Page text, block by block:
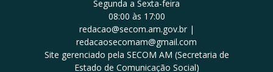
Segunda a Sexta-feira
08:00 às 17:00
redacao@secom.am.gov.br |
redacaosecomam@gmail.com
Site gerenciado pela SECOM AM (Secretaria de
Estado de Comunicação Social)